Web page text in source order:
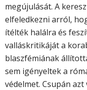
megújulását. A
elfeledkezni arról,
ítélték halálra és
valláskritikáját a
blaszfémiának
sem igényeltek a
védelmet. Csupán